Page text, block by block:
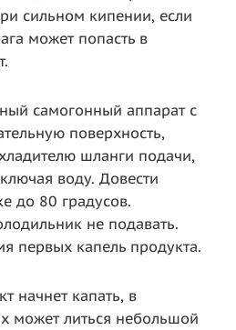
сильном кипении, если
может попасть в
самогонный аппарат с
поверхность,
шланги подачи,
воду. Довести
до 80 градусов.
не подавать.
первых капель продукта.
начнет капать, в
может литься небольшой